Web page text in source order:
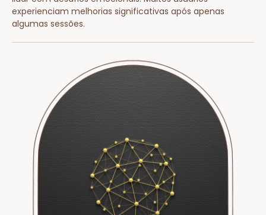
experienciam melhorias significativas após apenas
algumas sessões.